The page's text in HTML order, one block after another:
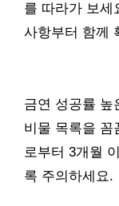
를 따라가 보세
사항부터 함께
금연 성공률 높
비물 목록을 꼼
로부터 3개월
록 주의하세요.